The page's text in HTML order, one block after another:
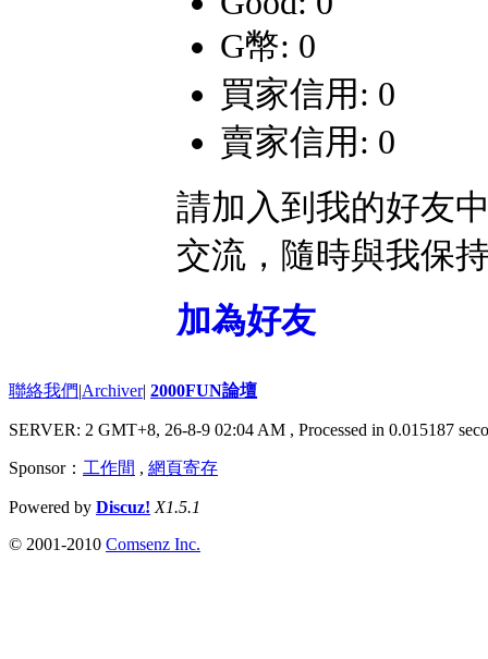
G幣: 0
買家信用: 0
賣家信用: 0
請加入到我的好友
交流，隨時與我保
加為好友
聯絡我們|Archiver| 2000FUN論壇
SERVER: 2 GMT+8, 26-8-9 02:04 AM , Processed in 0.015187
Sponsor： 工作間 , 網頁寄存
Powered by Discuz! X1.5.1
© 2001-2010 Comsenz Inc.